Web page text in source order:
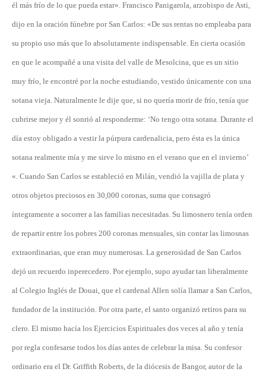
él más frío de lo que pueda estar». Francisco Panigarola, arzobispo de Asti,
dijo en la oración fúnebre por San Carlos: «De sus rentas no empleaba para
su propio uso más que lo absolutamente indispensable. En cierta ocasión
en que le acompañé a una visita del valle de Mesolcina, que es un sitio
muy frío, le encontré por la noche estudiando, vestido únicamente con una
sotana vieja. Naturalmente le dije que, si no quería morir de frío, tenía que
cubrirse mejor y él sonrió al responderme: ‘No tengo otra sotana. Durante el
día estoy obligado a vestir la púrpura cardenalicia, pero ésta es la única
sotana realmente mía y me sirve lo mismo en el verano que en el invierno’
«. Cuando San Carlos se estableció en Milán, vendió la vajilla de plata y
otros objetos preciosos en 30,000 coronas, suma que consagró
íntegramente a socorrer a las familias necesitadas. Su limosnero tenía orden
de repartir entre los pobres 200 coronas mensuales, sin contar las limosnas
extraordinarias, que eran muy numerosas. La generosidad de San Carlos
dejó un recuerdo inperecedero. Por ejemplo, supo ayudar tan liberalmente
al Colegio Inglés de Douai, que el cardenal Allen solía llamar a San Carlos,
fundador de la institución. Por otra parte, el santo organizó retiros para su
clero. El mismo hacía los Ejercicios Espirituales dos veces al año y tenía
por regla confesarse todos los días antes de celebrar la misa. Su confesor
ordinario era el Dr. Griffith Roberts, de la diócesis de Bangor, autor de la